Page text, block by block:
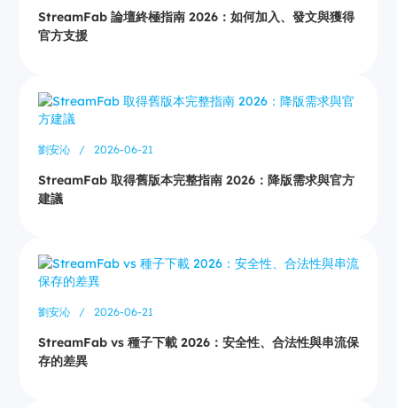
StreamFab 論壇終極指南 2026：如何加入、發文與獲得
官方支援
劉安沁 / 2026-06-21
StreamFab 取得舊版本完整指南 2026：降版需求與官方
建議
劉安沁 / 2026-06-21
StreamFab vs 種子下載 2026：安全性、合法性與串流保
存的差異